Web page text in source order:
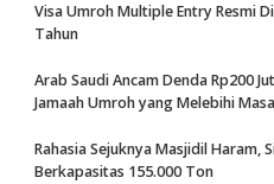
Visa Umroh Multiple Entry Resmi
Tahun
Arab Saudi Ancam Denda Rp200
Jamaah Umroh yang Melebihi
Rahasia Sejuknya Masjidil Haram,
Berkapasitas 155.000 Ton